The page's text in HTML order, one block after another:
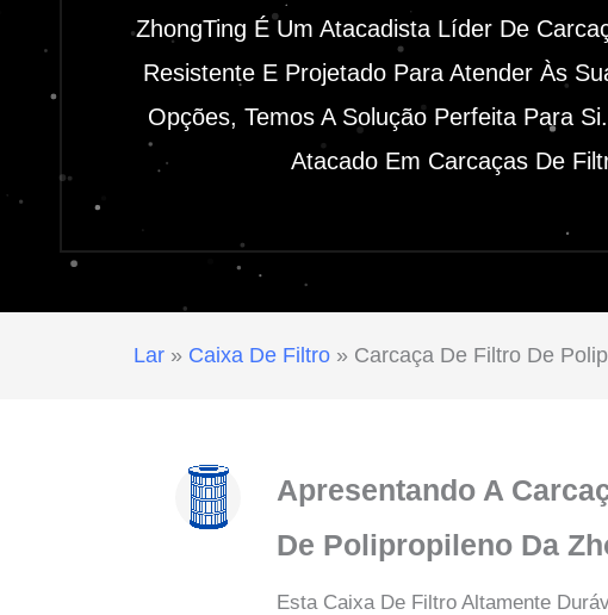
ZhongTing É Um Atacadista Líder De
Resistente E Projetado Para Atender Às
Opções, Temos A Solução Perfeita Para
Atacado Em Carcaças De
Lar » Caixa De Filtro » Carcaça De Filtro De
Apresentando A
De Polipropileno Da
Esta Caixa De Filtro Altamente